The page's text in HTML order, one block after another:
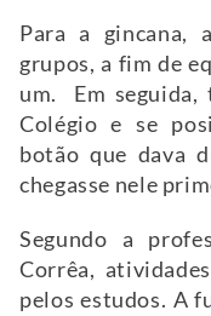
Para a gincana,
grupos, a fim de
um. Em seguida,
Colégio e se
botão que dava
chegasse nele
Segundo a
Corrêa,
pelos estudos. A